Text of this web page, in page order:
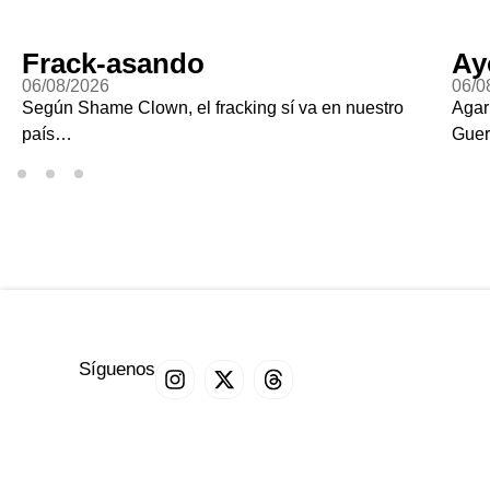
Frack-asando
06/08/2026
Según Shame Clown, el fracking sí va en nuestro
país…
06/08/
Síguenos